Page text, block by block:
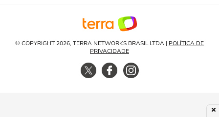
© COPYRIGHT 2026, TERRA NETWORKS BRASIL LTDA | POLÍTICA DE
PRIVACIDADE